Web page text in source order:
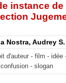
instance de
Nostra, Audrey
d'auteur - film - idée
- slogan